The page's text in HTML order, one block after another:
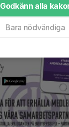
Godkänn alla
Bara nödvändiga